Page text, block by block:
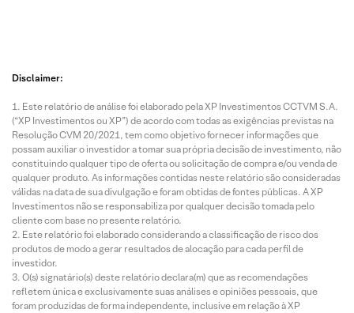
Disclaimer:
Este relatório de análise foi elaborado pela XP Investimentos CCTVM S.A.
(“XP Investimentos ou XP”) de acordo com todas as exigências previstas na
Resolução CVM 20/2021, tem como objetivo fornecer informações que
possam auxiliar o investidor a tomar sua própria decisão de investimento, não
constituindo qualquer tipo de oferta ou solicitação de compra e/ou venda de
qualquer produto. As informações contidas neste relatório são consideradas
válidas na data de sua divulgação e foram obtidas de fontes públicas. A XP
Investimentos não se responsabiliza por qualquer decisão tomada pelo
cliente com base no presente relatório.
Este relatório foi elaborado considerando a classificação de risco dos
produtos de modo a gerar resultados de alocação para cada perfil de
investidor.
O(s) signatário(s) deste relatório declara(m) que as recomendações
refletem única e exclusivamente suas análises e opiniões pessoais, que
foram produzidas de forma independente, inclusive em relação à XP